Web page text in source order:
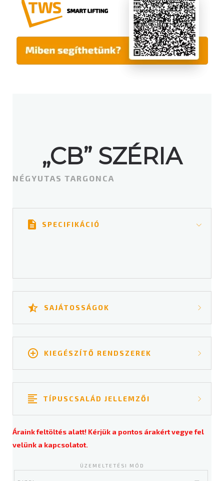
„CB” SZÉRIA
NÉGYUTAS TARGONCA
SPECIFIKÁCIÓ
SAJÁTOSSÁGOK
Hidraulikus teleszkóp villa;
Kiegészítő villakocsi keret;
Teher kamera;
KIEGÉSZÍTŐ RENDSZEREK
Tűzoltórendszerekről bővebben ➔
TÍPUSCSALÁD JELLEMZŐI
Emelési magasság: 6400mm;
Elektromos és motoros meghajtás;
Kültéri és beltéri használat;
Áraink feltöltés alatt! Kérjük a pontos árakért vegye fel
velünk a kapcsolatot.
ÜZEMELTETÉSI MÓD